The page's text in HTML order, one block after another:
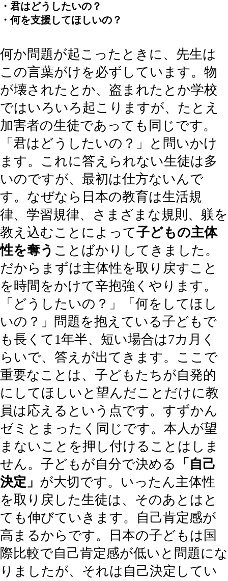
・君はどうしたいの？
・何を支援してほしいの？
何か問題が起こったときに、先生は
この言葉がけを必ずしています。物
が壊されたとか、盗まれたとか学校
ではいろいろ起こりますが、たとえ
加害者の生徒であっても同じです。
「君はどうしたいの？」と問いかけ
ます。これに答えられない生徒は多
いのですが、最初は仕方ないんで
す。なぜなら日本の教育は生活規
律、学習規律、さまざまな規則、躾を
教え込むことによって子どもの主体
性を奪う ことばかりしてきました。
だからまずは主体性を取り戻すこと
を時間をかけて辛抱強くやります。
「どうしたいの？」「何をしてほし
いの？」問題を抱えている子どもで
も長くて1年半、短い場合は7カ月く
らいで、答えが出てきます。ここで
重要なことは、子どもたちが自発的
にしてほしいと望んだことだけに教
員は応えるという点です。すずかん
ゼミとまったく同じです。本人が望
まないことを押し付けることはしま
せん。子どもが自分で決める
「自己
決定」 が大切です。いったん主体性
を取り戻した生徒は、そのあとはと
ても伸びていきます。自己肯定感が
高まるからです。日本の子どもは国
際比較で自己肯定感が低いと問題にな
りましたが、それは自己決定してい